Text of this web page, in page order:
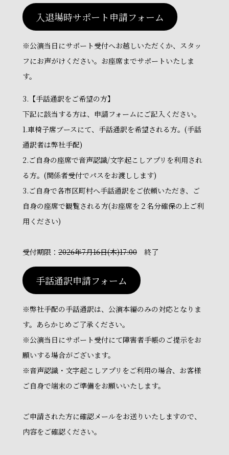
入退場時サポート申請フォーム
※公演当日にサポート受付へお越しいただくか、スタッ
フにお声がけください。お座席までサポートいたしま
す。
3.【手話通訳をご希望の方】
下記に該当する方は、申請フォームにご記入ください。
1.車椅子席ブースにて、手話通訳を希望される方。(手話
通訳者は弊社手配)
2.ご自身の座席で音声認識/文字起こしアプリを利用され
る方。(関係者受付でパスをお渡しします)
3.ご自身で各市区町村へ手話通訳をご依頼いただき、ご
自身の座席で観覧される方(お座席を２名分確保の上ご利
用ください)
受付期限： 2026年7月16日(木)17:00 終了
手話通訳申請フォーム
※弊社手配の手話通訳は、公演本編のみの対応となりま
す。あらかじめご了承ください。
※公演当日にサポート受付にて障害者手帳のご提示をお
願いする場合がございます。
※音声認識・文字起こしアプリをご利用の場合、お客様
ご自身で端末のご準備をお願いいたします。
ご申請された方に確認メールをお送りいたしますので、
内容をご確認ください。